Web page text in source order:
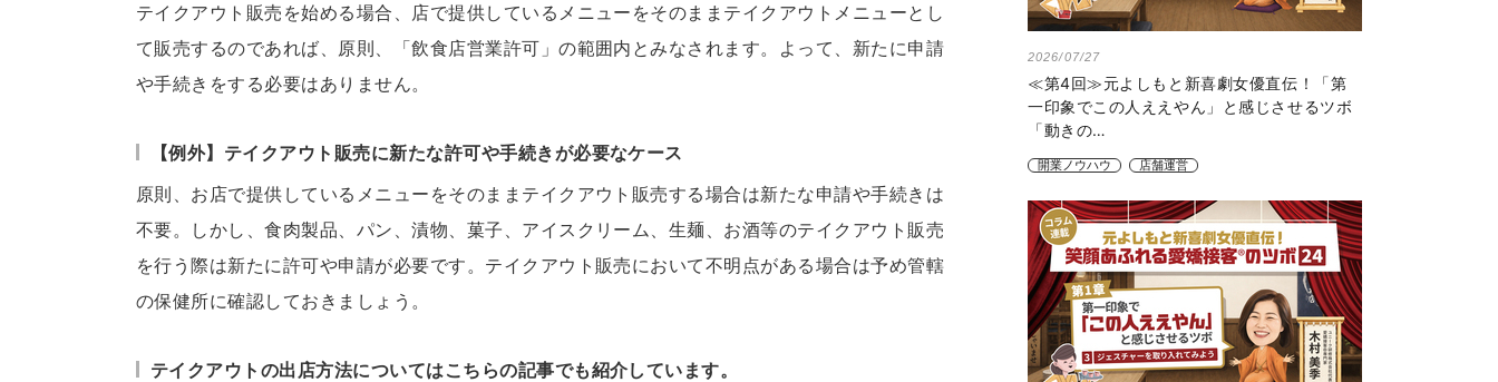
テイクアウト販売を始める場合、店で提供しているメニューをそのままテイクアウトメニューとし
て販売するのであれば、原則、「飲食店営業許可」の範囲内とみなされます。よって、新たに申請
や手続きをする必要はありません。
【例外】テイクアウト販売に新たな許可や手続きが必要なケース
原則、お店で提供しているメニューをそのままテイクアウト販売する場合は新たな申請や手続きは
不要。しかし、食肉製品、パン、漬物、菓子、アイスクリーム、生麺、お酒等のテイクアウト販売
を行う際は新たに許可や申請が必要です。テイクアウト販売において不明点がある場合は予め管轄
の保健所に確認しておきましょう。
テイクアウトの出店方法についてはこちらの記事でも紹介しています。
2026/07/27
≪第4回≫元よしもと新喜劇女優直伝！「第
一印象でこの人ええやん」と感じさせるツボ
「動きの…
開業ノウハウ 店舗運営